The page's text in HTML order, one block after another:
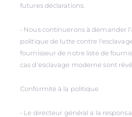
futures déclarations.
• Nous continuerons à demander
politique de lutte contre
fournisseur de notre liste de
cas d'esclavage moderne sont
Conformité à la politique
• Le directeur général a la